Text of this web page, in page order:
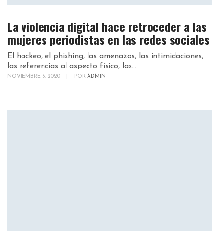
La violencia digital hace retroceder a las
mujeres periodistas en las redes sociales
El hackeo, el phishing, las amenazas, las intimidaciones,
las referencias al aspecto físico, las...
NOVIEMBRE 6, 2020 POR ADMIN